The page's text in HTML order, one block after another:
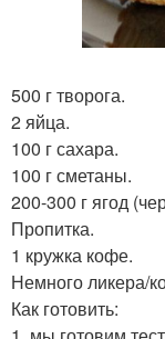
500 г творога.
2 яйца.
100 г сахара.
100 г сметаны.
200-300 г ягод
Пропитка.
1 кружка кофе.
Немного ликера/
Как готовить: